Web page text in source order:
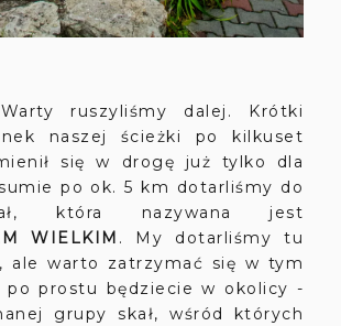
ruszyliśmy dalej. Krótki
naszej ścieżki po kilkuset
się w drogę już tylko dla
po ok. 5 km dotarliśmy do
która nazywana jest
WIELKIM . My dotarliśmy tu
ale warto zatrzymać się w tym
po prostu będziecie w okolicy -
grupy skał, wśród których